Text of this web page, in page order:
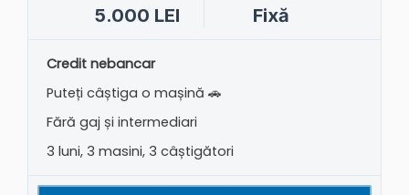
5.000 LEI Fixă
Credit nebancar
Puteți câștiga o mașină 🚗
Fără gaj și intermediari
3 luni, 3 masini, 3 câștigători